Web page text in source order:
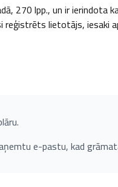
270 lpp., un ir ierindota
lietotājs, iesaki
e-pastu, kad